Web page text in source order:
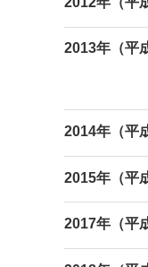
2013年（平
2014年（平
2015年（平
2017年（平